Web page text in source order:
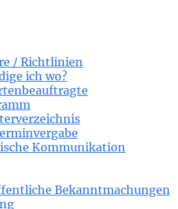
/ Richtlinien
ich wo?
Kommunikation
Bekanntmachungen